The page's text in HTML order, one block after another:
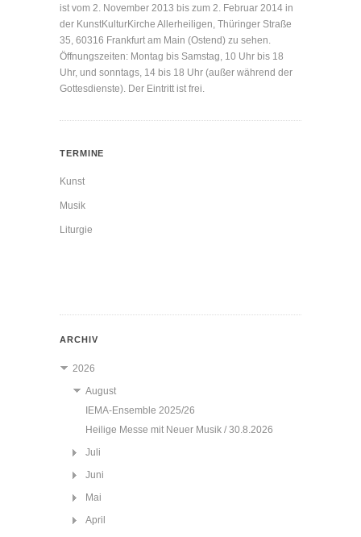
ist vom 2. November 2013 bis zum 2. Februar 2014 in
der KunstKulturKirche Allerheiligen, Thüringer Straße
35, 60316 Frankfurt am Main (Ostend) zu sehen.
Öffnungszeiten: Montag bis Samstag, 10 Uhr bis 18
Uhr, und sonntags, 14 bis 18 Uhr (außer während der
Gottesdienste). Der Eintritt ist frei.
TERMINE
Kunst
Musik
Liturgie
ARCHIV
2026
August
IEMA-Ensemble 2025/26
Heilige Messe mit Neuer Musik / 30.8.2026
Juli
Juni
Mai
April